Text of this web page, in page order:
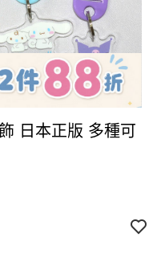
日本正版 多種可